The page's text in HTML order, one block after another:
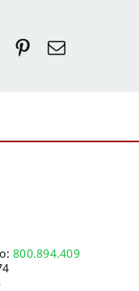
800.894.409